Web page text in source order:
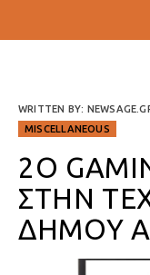
WRITTEN BY:
MISCELLANEOUS
2Ο
ΣΤΗΝ
ΔΉΜΟΥ